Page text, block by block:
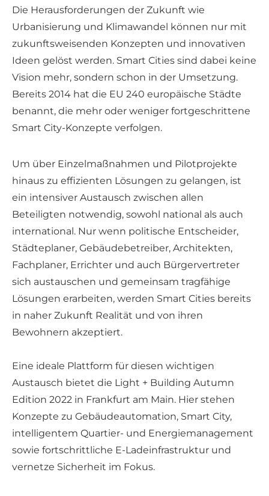
Die Herausforderungen der Zukunft wie
Urbanisierung und Klimawandel können nur mit
zukunftsweisenden Konzepten und innovativen
Ideen gelöst werden. Smart Cities sind dabei keine
Vision mehr, sondern schon in der Umsetzung.
Bereits 2014 hat die EU 240 europäische Städte
benannt, die mehr oder weniger fortgeschrittene
Smart City-Konzepte verfolgen.
Um über Einzelmaßnahmen und Pilotprojekte
hinaus zu effizienten Lösungen zu gelangen, ist
ein intensiver Austausch zwischen allen
Beteiligten notwendig, sowohl national als auch
international. Nur wenn politische Entscheider,
Städteplaner, Gebäudebetreiber, Architekten,
Fachplaner, Errichter und auch Bürgervertreter
sich austauschen und gemeinsam tragfähige
Lösungen erarbeiten, werden Smart Cities bereits
in naher Zukunft Realität und von ihren
Bewohnern akzeptiert.
Eine ideale Plattform für diesen wichtigen
Austausch bietet die Light + Building Autumn
Edition 2022 in Frankfurt am Main. Hier stehen
Konzepte zu Gebäudeautomation, Smart City,
intelligentem Quartier- und Energiemanagement
sowie fortschrittliche E-Ladeinfrastruktur und
vernetze Sicherheit im Fokus.